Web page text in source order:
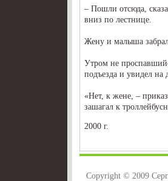
– Пошли отсюда,
вниз по лестнице.
Жену и малыша
Утром не
подъезда и увидел на
«Нет, к жене, –
зашагал к
2000 г.
Copyright © 2009